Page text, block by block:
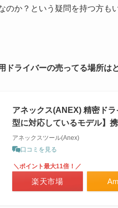
のか？という疑問を持つ方も
ドライバーの売ってる場所は
アネックス(ANEX) 精密ド
型に対応しているモデル】
アネックスツール(Anex)
口コミを見る
＼ポイント最大11倍！／
楽天市場